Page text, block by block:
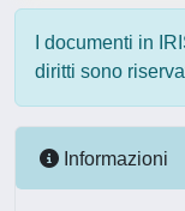
I documenti in
diritti sono
Informazioni